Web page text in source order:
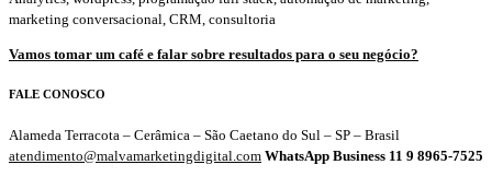
marketing conversacional, CRM, consultoria
Vamos tomar um café e falar sobre resultados para o seu negócio?
FALE CONOSCO
Alameda Terracota – Cerâmica – São Caetano do Sul – SP – Brasil
atendimento@malvamarketingdigital.com WhatsApp Business 11 9 8965-7525